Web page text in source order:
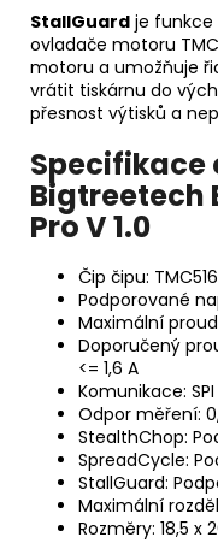
StallGuard je funkce
ovladače motoru
motoru a umožňuje
vrátit tiskárnu do
přesnost výtisků a
Bigtreetech
Pro V 1.0
Čip čipu:
Podporované
Maximální
Doporučený
<= 1,6 A
Komunikace: SPI
Odpor měření:
StealthChop:
SpreadCycle:
StallGuard:
Maximální
Rozměry: 18,5 x